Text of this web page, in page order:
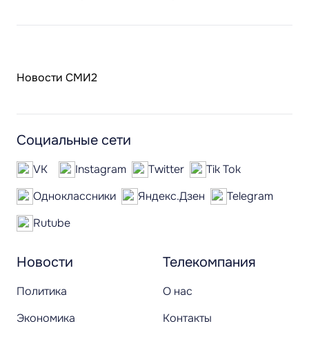
Новости СМИ2
Новости
Политика
Экономика
Телекомпания
О нас
Контакты
Социальные сети
VK Instagram Twitter
Tik Tok
Одноклассники
Яндекс.Дзен
Telegram
Rutube